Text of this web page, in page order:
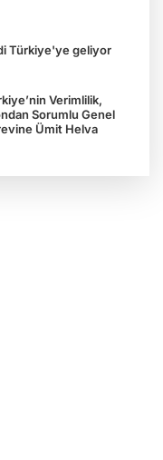
Türkiye'ye geliyor
Verimlilik,
Sorumlu Genel
Ümit Helva